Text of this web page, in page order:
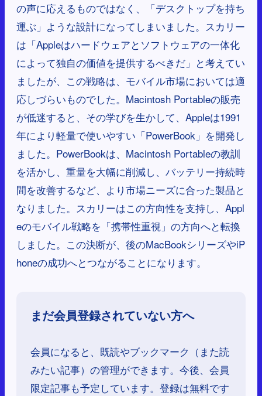
の声に応えるものではなく、「デスクトップを持ち
運ぶ」ような設計になってしまいました。スカリー
は「Appleはハードウェアとソフトウェアの一体化
によって独自の価値を提供するべきだ」と考えてい
ましたが、この戦略は、モバイル市場においては適
応しづらいものでした。Macintosh Portableの販売
が低迷すると、その学びを生かして、Appleは1991
年により軽量で使いやすい「PowerBook」を開発し
ました。PowerBookは、Macintosh Portableの教訓
を活かし、重量を大幅に削減し、バッテリー持続時
間を改善するなど、より市場ニーズに合った製品と
なりました。スカリーはこの方向性を支持し、Appl
eのモバイル戦略を「携帯性重視」の方向へと転換
しました。この決断が、後のMacBookシリーズやiP
honeの成功へとつながることになります。
まだ会員登録されていない方へ
会員になると、既読やブックマーク（また読
みたい記事）の管理ができます。今後、会員
限定記事も予定しています。登録は無料です